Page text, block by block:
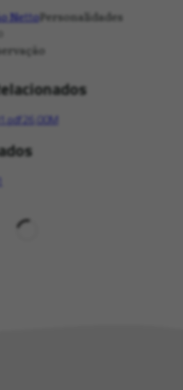
NettoPersonalidades
26,00M